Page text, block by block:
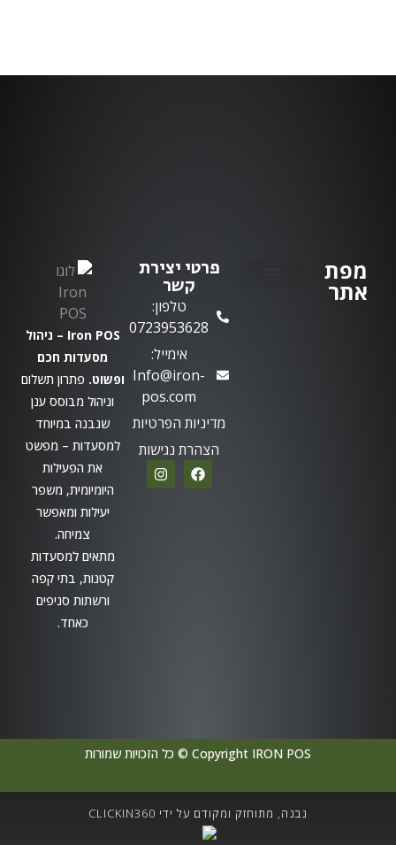
Iron POS – ניהול
מסעדות חכם
ופשוט. פתרון תשלום
וניהול מבוסס ענן
שנבנה במיוחד
למסעדות – מפשט
את הפעילות
היומיומית, משפר
יעילות ומאפשר
צמיחה.
מתאים למסעדות
קטנות, בתי קפה
ורשתות סניפים
כאחד.
פרטי יצירת
קשר
טלפון:
0723953628
אימייל:
Info@iron-
pos.com
מדיניות הפרטיות
הצהרת נגישות
מפת
אתר
Copyright IRON POS © כל הזכויות שמורות
נבנה, מתוחזק ומקודם על ידי CLICKIN360